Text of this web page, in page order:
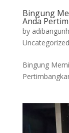
Bingung
Anda
by
Uncategorized
Bingung